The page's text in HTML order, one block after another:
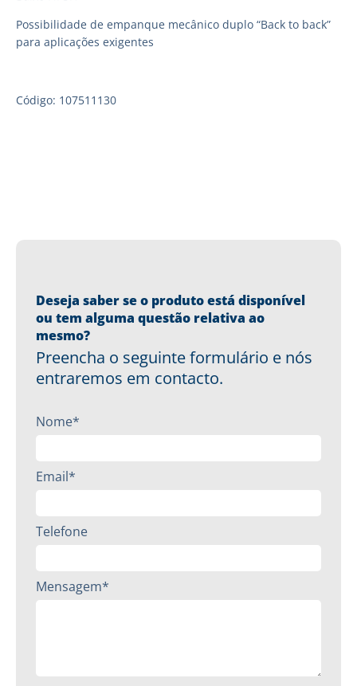
Possibilidade de empanque mecânico duplo “Back to back”
para aplicações exigentes
Código: 107511130
Deseja saber se o produto está disponível
ou tem alguma questão relativa ao
mesmo?
Preencha o seguinte formulário e nós
entraremos em contacto.
Nome*
Email*
Telefone
Mensagem*